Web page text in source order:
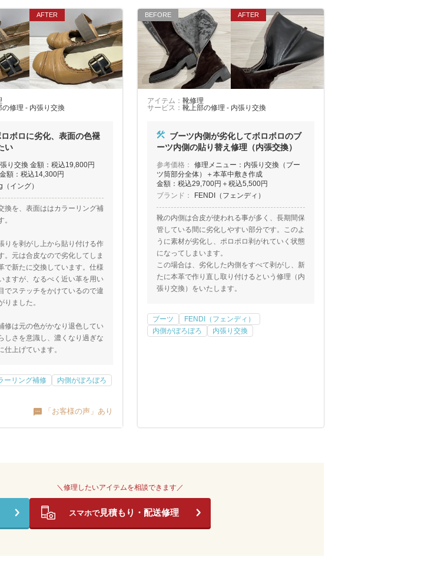
の修理 - 内張り交換
ボロに劣化、表面の色褪
い
り交換 金額：税込19,800円
額：税込14,300円
（イング）
換を、表面ははカラーリング補
りを剥がし上から貼り付ける作
。元は合皮なので劣化してしま
で新たに交換しています。仕様
ますが、なるべく近い革を用い
でステッチをかけているので違
りました。
修は元の色がかなり退色してい
しさを意識し、濃くなり過ぎな
仕上げています。
ーリング補修
内側がぼろぼろ
「お客様の声」あり
アイテム： 靴修理
サービス： 靴上部の修理 - 内張り交換
ブーツ内側が劣化してボロボロのブ
ーツ内側の貼り替え修理（内張交換）
参考価格：
修理メニュー：内張り交換（ブー
ツ筒部分全体）＋本革中敷き作成
金額：税込29,700円＋税込5,500円
ブランド：
FENDI（フェンディ）
靴の内側は合皮が使われる事が多く、長期間保
管している間に劣化しやすい部分です。このよ
うに素材が劣化し、ポロポロ剥がれていく状態
になってしまいます。
この場合は、劣化した内側をすべて剥がし、新
たに本革で作り直し取り付けるという修理（内
張り交換）をいたします。
ブーツ
FENDI（フェンディ）
内側がぼろぼろ
内張り交換
＼修理したいアイテムを相談できます／
スマホで見積もり・配送修理